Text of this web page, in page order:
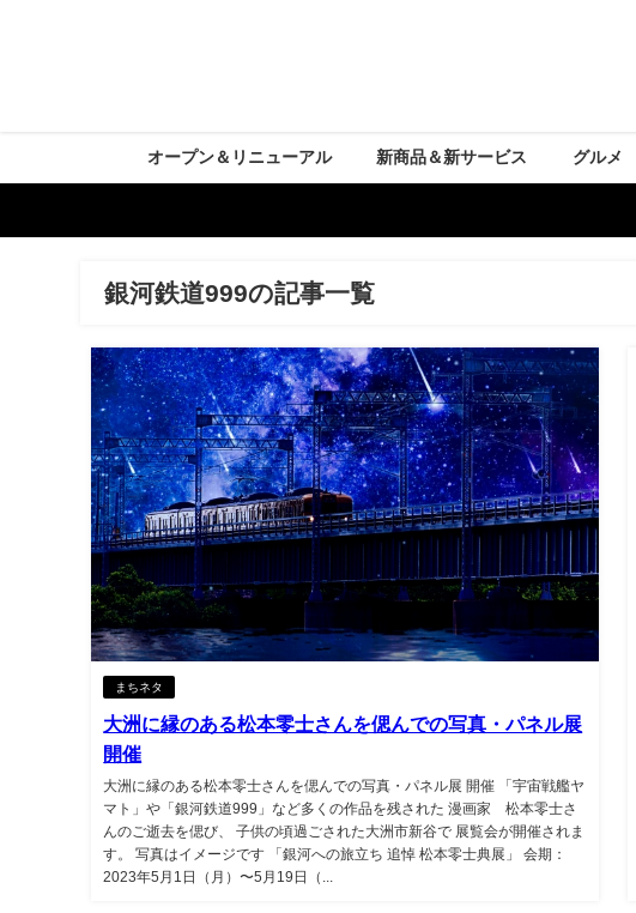
オープン＆リニューアル 新商品＆新サービス グルメ
銀河鉄道999の記事一覧
まちネタ
大洲に縁のある松本零士さんを偲んでの写真・パネル展
開催
大洲に縁のある松本零士さんを偲んでの写真・パネル展 開催 「宇宙戦艦ヤ
マト」や「銀河鉄道999」など多くの作品を残された 漫画家 松本零士さ
んのご逝去を偲び、 子供の頃過ごされた大洲市新谷で 展覧会が開催されま
す。 写真はイメージです 「銀河への旅立ち 追悼 松本零士典展」 会期：
2023年5月1日（月）〜5月19日（...